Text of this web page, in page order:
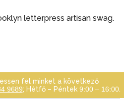
letterpress artisan swag.
fel minket a következő
9689; Hétfő – Péntek 9:00 – 16:00.